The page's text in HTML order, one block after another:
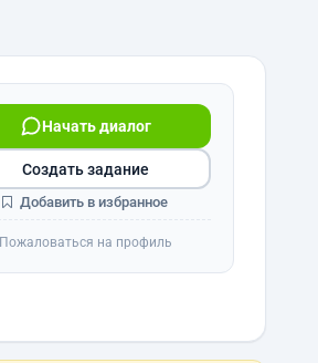
Начать диалог
Создать задание
Добавить в избранное
Пожаловаться на профиль